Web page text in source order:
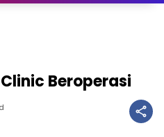
Beroperasi